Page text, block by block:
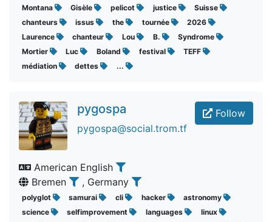
Montana
Gisèle pelicot justice
Suisse
chanteurs
issus the tournée
2026
Laurence
chanteur Lou B.
Syndrome
Mortier
Luc Boland festival
TEFF
médiation
dettes ...
Follow
pygospa
pygospa@social.trom.tf
American English
Bremen
, Germany
polyglot samurai cli hacker
astronomy
science
selfimprovement languages
linux